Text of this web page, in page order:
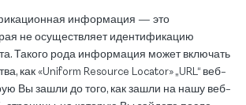
информация — это
не осуществляет идентификацию
Такого рода информация может включать
как «Uniform Resource Locator» „URL“ веб-
Вы зашли до того, как зашли на нашу веб-